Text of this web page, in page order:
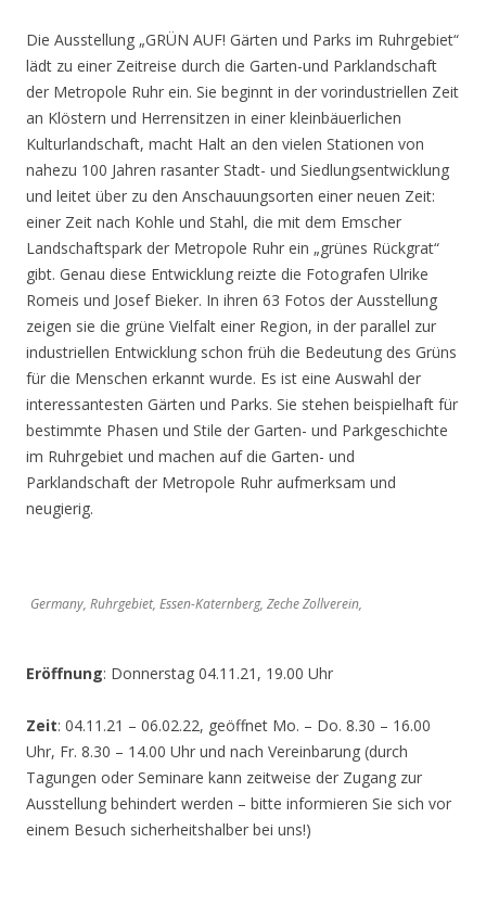
Die Ausstellung „GRÜN AUF! Gärten und Parks im Ruhrgebiet“
lädt zu einer Zeitreise durch die Garten-und Parklandschaft
der Metropole Ruhr ein. Sie beginnt in der vorindustriellen Zeit
an Klöstern und Herrensitzen in einer kleinbäuerlichen
Kulturlandschaft, macht Halt an den vielen Stationen von
nahezu 100 Jahren rasanter Stadt- und Siedlungsentwicklung
und leitet über zu den Anschauungsorten einer neuen Zeit:
einer Zeit nach Kohle und Stahl, die mit dem Emscher
Landschaftspark der Metropole Ruhr ein „grünes Rückgrat“
gibt. Genau diese Entwicklung reizte die Fotografen Ulrike
Romeis und Josef Bieker. In ihren 63 Fotos der Ausstellung
zeigen sie die grüne Vielfalt einer Region, in der parallel zur
industriellen Entwicklung schon früh die Bedeutung des Grüns
für die Menschen erkannt wurde. Es ist eine Auswahl der
interessantesten Gärten und Parks. Sie stehen beispielhaft für
bestimmte Phasen und Stile der Garten- und Parkgeschichte
im Ruhrgebiet und machen auf die Garten- und
Parklandschaft der Metropole Ruhr aufmerksam und
neugierig.
Germany, Ruhrgebiet, Essen-Katernberg, Zeche Zollverein,
Eröffnung: Donnerstag 04.11.21, 19.00 Uhr
Zeit: 04.11.21 – 06.02.22, geöffnet Mo. – Do. 8.30 – 16.00
Uhr, Fr. 8.30 – 14.00 Uhr und nach Vereinbarung (durch
Tagungen oder Seminare kann zeitweise der Zugang zur
Ausstellung behindert werden – bitte informieren Sie sich vor
einem Besuch sicherheitshalber bei uns!)